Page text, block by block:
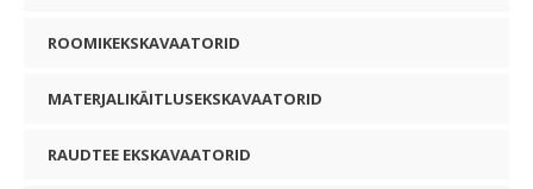
ROOMIKEKSKAVAATORID
MATERJALIKÄITLUSEKSKAVAATORID
RAUDTEE EKSKAVAATORID